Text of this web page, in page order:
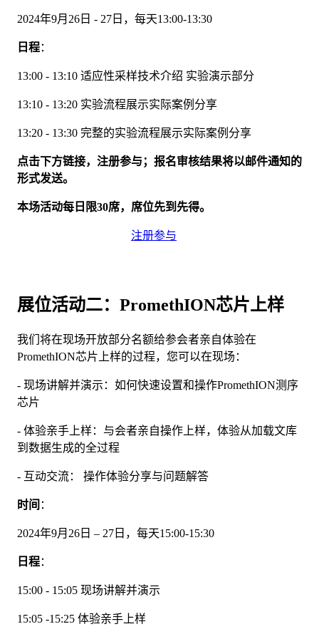
2024年9月26日 - 27日，每天13:00-13:30
日程：
13:00 - 13:10 适应性采样技术介绍 实验演示部分
13:10 - 13:20 实验流程展示实际案例分享
13:20 - 13:30 完整的实验流程展示实际案例分享
点击下方链接，注册参与；报名审核结果将以邮件通知的
形式发送。
本场活动每日限30席，席位先到先得。
注册参与
展位活动二：PromethION芯片上样
我们将在现场开放部分名额给参会者亲自体验在
PromethION芯片上样的过程，您可以在现场：
- 现场讲解并演示：如何快速设置和操作PromethION测序
芯片
- 体验亲手上样：与会者亲自操作上样，体验从加载文库
到数据生成的全过程
- 互动交流： 操作体验分享与问题解答
时间 ：
2024年9月26日 – 27日，每天15:00-15:30
日程：
15:00 - 15:05 现场讲解并演示
15:05 -15:25 体验亲手上样